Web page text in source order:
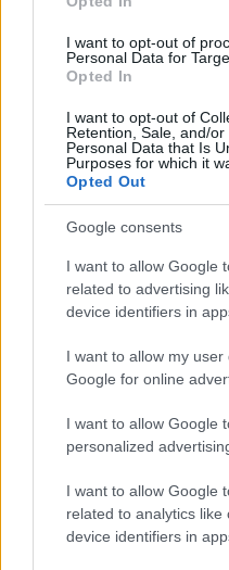
I want to opt-out of
Personal Data for
Opted In
I want to opt-out of
Retention, Sale, and/
Personal Data that Is
Purposes for which it
Opted Out
Google consents
I want to allow Google
related to advertising
device identifiers in
I want to allow my
Google for online
I want to allow Google
personalized
I want to allow Google
related to analytics like
device identifiers in
ΣΥΛΛΟΓΟΙ
Πόντιοι Ελευθερίου-
5/10/2024 - 11:22πμ